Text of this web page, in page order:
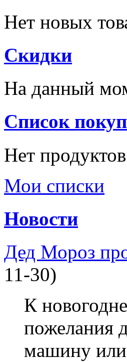
Нет новых
Скидки
На данный
Список
Нет продуктов
Мои списки
Новости
Дед Мороз
11-30)
К
пожелания
машину или